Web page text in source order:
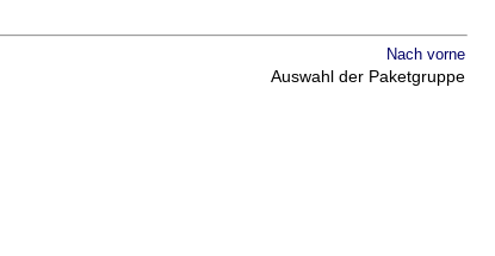
Nach vorne
Auswahl der Paketgruppe